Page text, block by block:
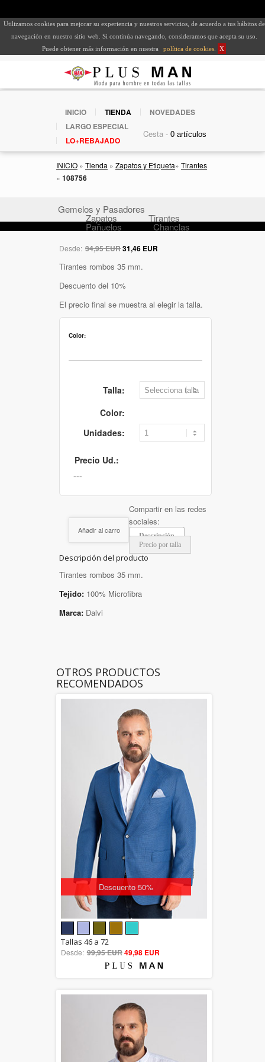
Utilizamos cookies para mejorar su experiencia y nuestros servicios, de acuerdo a tus hábitos de
navegación en nuestro sitio web. Si continúa navegando, consideramos que acepta su uso.
Puede obtener más información en nuestra
política de cookies X
INICIO TIENDA
NOVEDADES
LARGO ESPECIAL
LO+REBAJADO
Cesta -
INICIO » Tienda » Zapatos y Etiqueta» Tirantes
» 108756
Gemelos y Pasadores
Zapatos Tirantes
Pañuelos Chanclas
Desde: 34,95 EUR31,46 EUR
Tirantes rombos 35 mm.
Descuento del 10%
El precio final se muestra al elegir la talla.
Color:
Talla:
Color:
Unidades:
Precio Ud.:
Añadir al carro
Compartir en las redes
sociales:
Descripción
Precio por talla
Descripción del producto
Tirantes rombos 35 mm.
Tejido: 100% Microfibra
Marca: Dalvi
OTROS PRODUCTOS
RECOMENDADOS
Descuento 50%
out of 5
Tallas 46 a 72
Desde: 99,95 EUR49,98 EUR